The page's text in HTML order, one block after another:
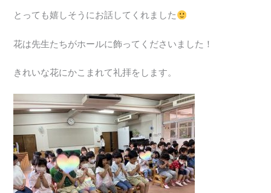
とっても嬉しそうにお話してくれました
花は先生たちがホールに飾ってくださいました！
きれいな花にかこまれて礼拝をします。